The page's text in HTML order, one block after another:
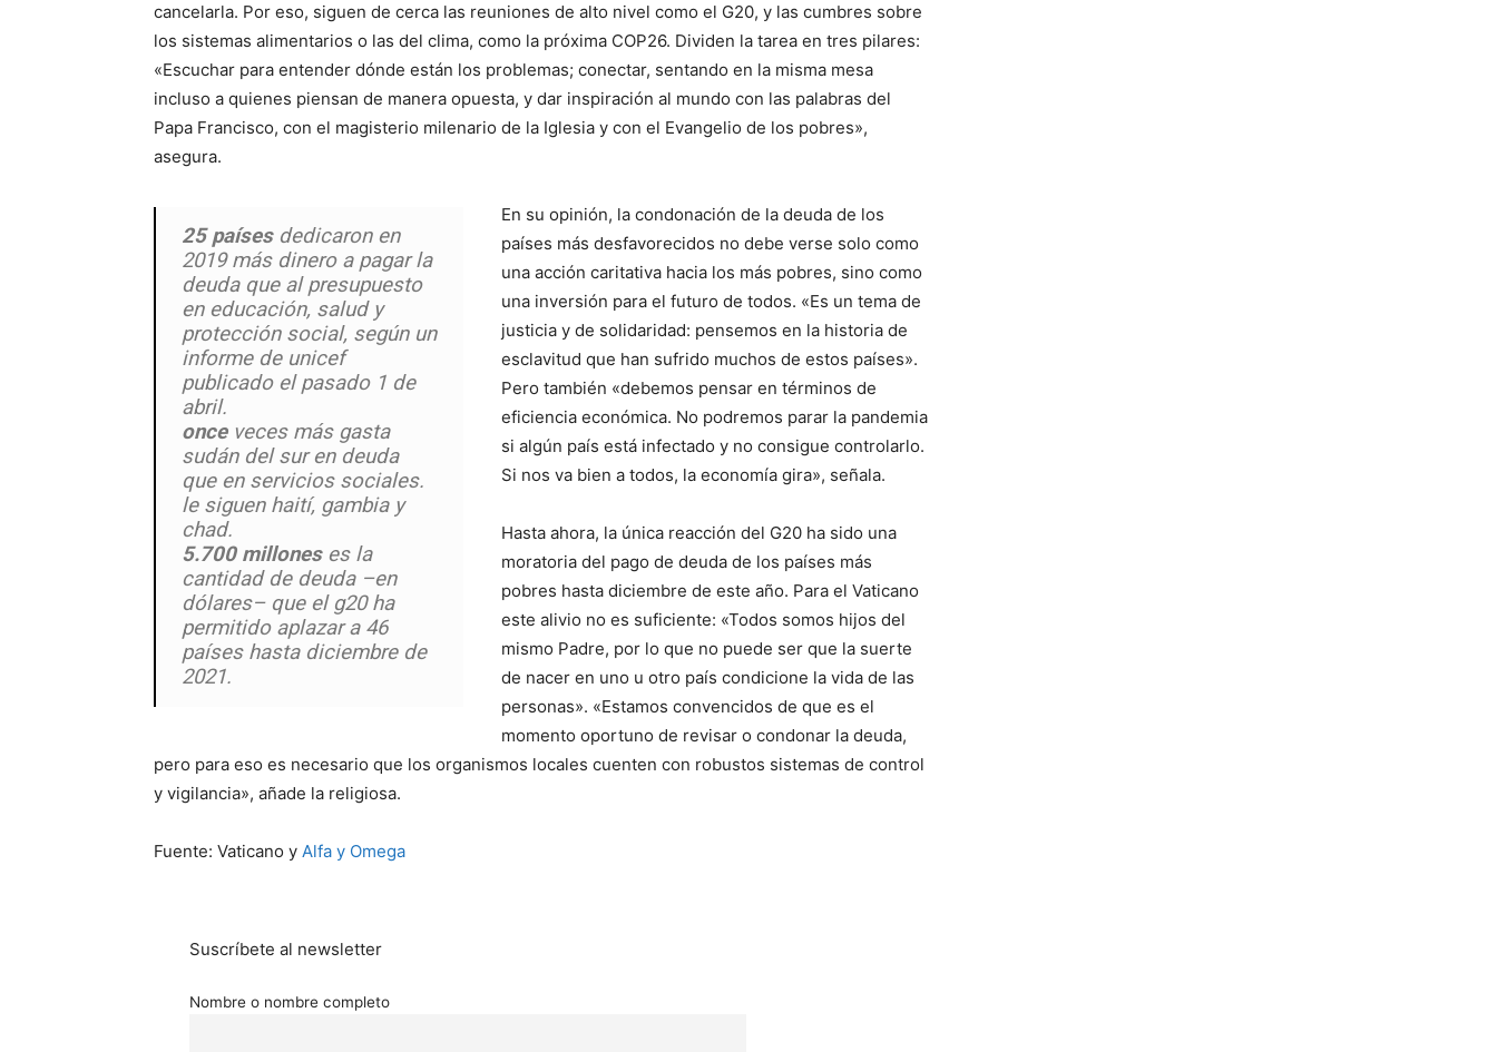
cancelarla. Por eso, siguen de cerca las reuniones de alto nivel como el G20, y las cumbres sobre
los sistemas alimentarios o las del clima, como la próxima COP26. Dividen la tarea en tres pilares:
«Escuchar para entender dónde están los problemas; conectar, sentando en la misma mesa
incluso a quienes piensan de manera opuesta, y dar inspiración al mundo con las palabras del
Papa Francisco, con el magisterio milenario de la Iglesia y con el Evangelio de los pobres»,
asegura.
25 paísesdedicaron en
2019 más dinero a pagar la
deuda que al presupuesto
en educación, salud y
protección social, según un
informe de unicef
publicado el pasado 1 de
abril.
onceveces más gasta
sudán del sur en deuda
que en servicios sociales.
le siguen haití, gambia y
chad.
5.700 milloneses la
cantidad de deuda –en
dólares– que el g20 ha
permitido aplazar a 46
países hasta diciembre de
2021.
En su opinión, la condonación de la deuda de los
países más desfavorecidos no debe verse solo como
una acción caritativa hacia los más pobres, sino como
una inversión para el futuro de todos. «Es un tema de
justicia y de solidaridad: pensemos en la historia de
esclavitud que han sufrido muchos de estos países».
Pero también «debemos pensar en términos de
eficiencia económica. No podremos parar la pandemia
si algún país está infectado y no consigue controlarlo.
Si nos va bien a todos, la economía gira», señala.
Hasta ahora, la única reacción del G20 ha sido una
moratoria del pago de deuda de los países más
pobres hasta diciembre de este año. Para el Vaticano
este alivio no es suficiente: «Todos somos hijos del
mismo Padre, por lo que no puede ser que la suerte
de nacer en uno u otro país condicione la vida de las
personas». «Estamos convencidos de que es el
momento oportuno de revisar o condonar la deuda,
pero para eso es necesario que los organismos locales cuenten con robustos sistemas de control
y vigilancia», añade la religiosa.
Fuente: Vaticano y Alfa y Omega
Suscríbete al newsletter
Nombre o nombre completo